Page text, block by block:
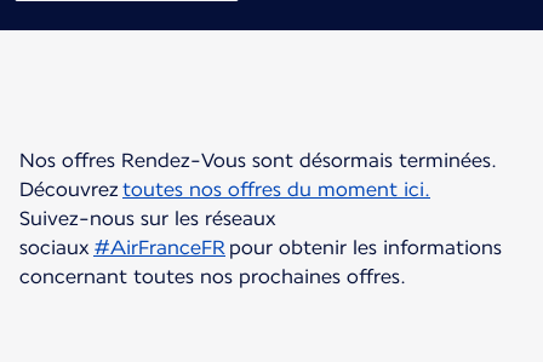
Nos offres Rendez-Vous sont désormais terminées.
Découvrez toutes nos offres du moment ici.
Suivez-nous sur les réseaux
sociaux #AirFranceFR pour obtenir les informations
concernant toutes nos prochaines offres.